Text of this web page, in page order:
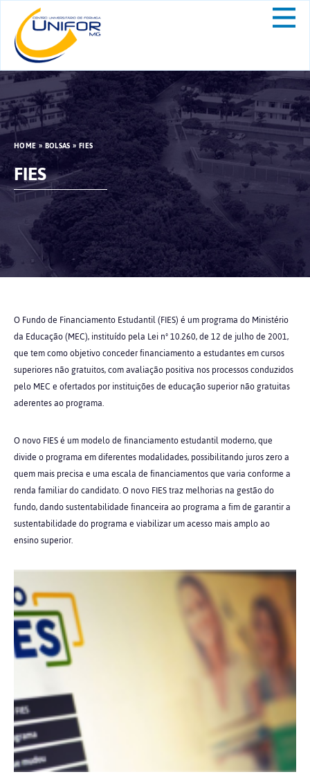
HOME»BOLSAS»FIES
FIES
O Fundo de Financiamento Estudantil (FIES) é um programa do Ministério
da Educação (MEC), instituído pela Lei nº 10.260, de 12 de julho de 2001,
que tem como objetivo conceder financiamento a estudantes em cursos
superiores não gratuitos, com avaliação positiva nos processos conduzidos
pelo MEC e ofertados por instituições de educação superior não gratuitas
aderentes ao programa.
O novo FIES é um modelo de financiamento estudantil moderno, que
divide o programa em diferentes modalidades, possibilitando juros zero a
quem mais precisa e uma escala de financiamentos que varia conforme a
renda familiar do candidato. O novo FIES traz melhorias na gestão do
fundo, dando sustentabilidade financeira ao programa a fim de garantir a
sustentabilidade do programa e viabilizar um acesso mais amplo ao
ensino superior.